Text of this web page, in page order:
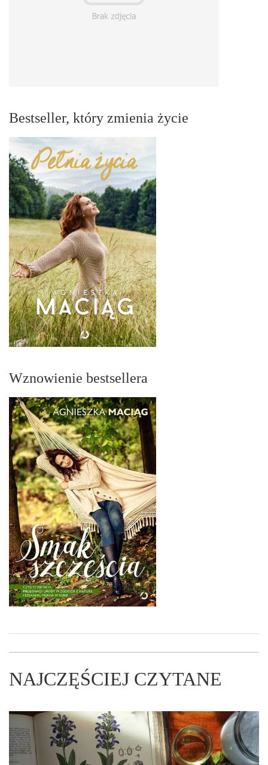
Bestseller, który zmienia życie
Wznowienie bestsellera
NAJCZĘŚCIEJ CZYTANE